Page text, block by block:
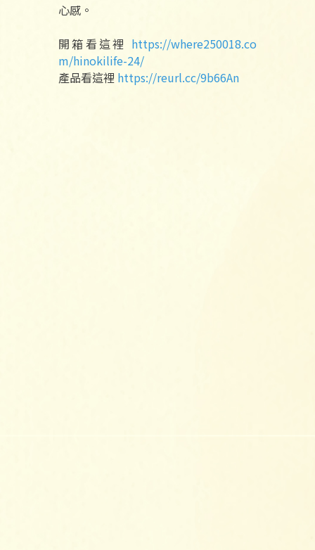
心感。
開箱看這裡 https://where250018.co
m/hinokilife-24/
產品看這裡 https://reurl.cc/9b66An